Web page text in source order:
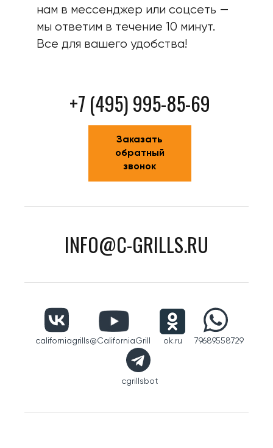
нам в мессенджер или соцсеть —
мы ответим в течение 10 минут.
Все для вашего удобства!
+7 (495) 995-85-69
Заказать
обратный
звонок
INFO@C-GRILLS.RU
californiagrills@CaliforniaGrill ok.ru 79689558729
cgrillsbot